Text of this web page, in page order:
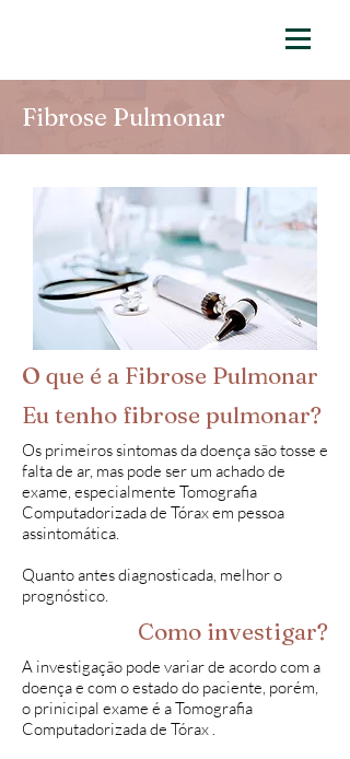
Fibrose Pulmonar
O que é a Fibrose Pulmonar
Eu tenho fibrose pulmonar?
Os primeiros sintomas da doença são tosse e
falta de ar, mas pode ser um achado de
exame, especialmente Tomografia
Computadorizada de Tórax em pessoa
assintomática.
Quanto antes diagnosticada, melhor o
prognóstico.
Como investigar?
A investigação pode variar de acordo com a
doença e com o estado do paciente, porém,
o prinicipal exame é a Tomografia
Computadorizada de Tórax .